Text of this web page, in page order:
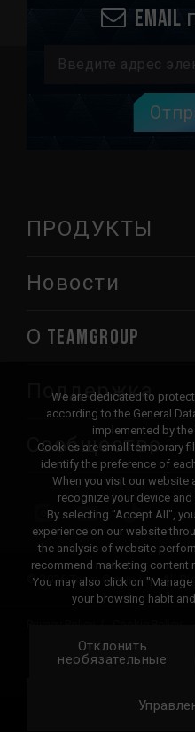
ПРОДУКТЫ
Новости
О TEAMGROUP
Поддержка
Сообщество
© 2026 Team Group Inc. All
We are dedicated to
according to the General
implemented by the
Cookies are small temporary
identify the preference of
When you visit our website
recognize your device
By selecting "Accept All",
experience on our website
the analysis of website
recommend marketing content
You may also click on
your browsing habit
Отклонить
необязательные